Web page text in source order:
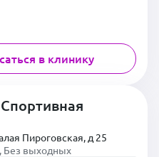
в клинику
Пироговская, д 25
Без выходных